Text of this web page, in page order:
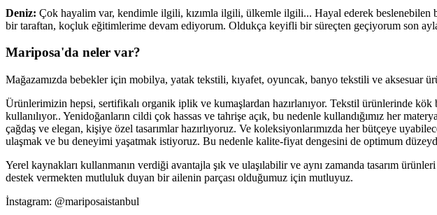
Deniz: Çok hayalim var, kendimle ilgili, kızımla ilgili, ülkemle ilgili... Hayal ederek beslenebilen
bir taraftan, koçluk eğitimlerime devam ediyorum. Oldukça keyifli bir süreçten geçiyorum son
Mariposa'da neler var?
Mağazamızda bebekler için mobilya, yatak tekstili, kıyafet, oyuncak, banyo tekstili ve aksesuar
Ürünlerimizin hepsi, sertifikalı organik iplik ve kumaşlardan hazırlanıyor. Tekstil ürünlerinde
kullanılıyor.. Yenidoğanların cildi çok hassas ve tahrişe açık, bu nedenle kullandığımız her
çağdaş ve elegan, kişiye özel tasarımlar hazırlıyoruz. Ve koleksiyonlarımızda her bütçeye
ulaşmak ve bu deneyimi yaşatmak istiyoruz. Bu nedenle kalite-fiyat dengesini de optimum
Yerel kaynakları kullanmanın verdiği avantajla şık ve ulaşılabilir ve aynı zamanda tasarım
destek vermekten mutluluk duyan bir ailenin parçası olduğumuz için mutluyuz.
İnstagram: @mariposaistanbul